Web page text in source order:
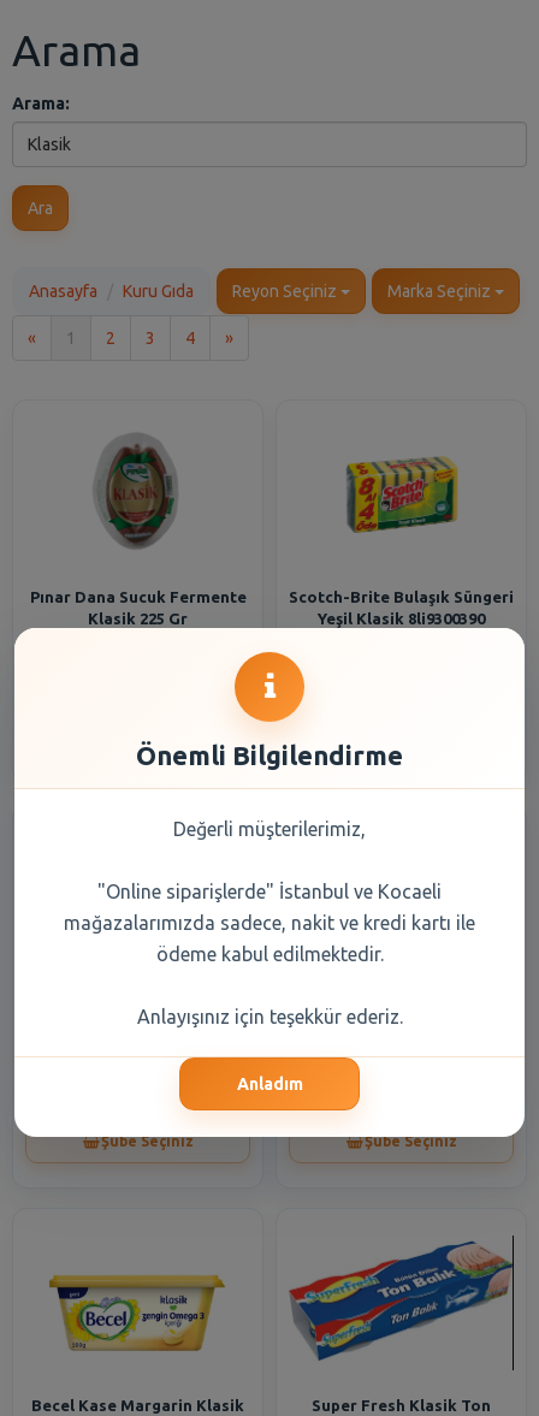
Arama
Arama:
Ara
Anasayfa Kuru Gıda Reyon Seçiniz Marka Seçiniz
« 1 2 3 4 »Son
Pınar Dana Sucuk Fermente
Klasik 225 Gr
Scotch-Brite Bulaşık Süngeri
Yeşil Klasik 8li9300390
Şube Seçiniz
Biberon 250 cc
Şube Seçiniz
Becel Kase Margarin Klasik
Super Fresh Klasik Ton
Önemli Bilgilendirme
Değerli müşterilerimiz,
"Online siparişlerde" İstanbul ve Kocaeli
mağazalarımızda sadece, nakit ve kredi kartı ile
ödeme kabul edilmektedir.
Anlayışınız için teşekkür ederiz.
Anladım